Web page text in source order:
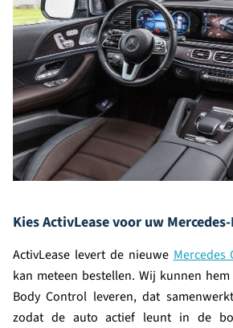
Kies ActivLease voor uw Mercedes-
ActivLease levert de nieuwe Mercedes
kan meteen bestellen. Wij kunnen
Body Control leveren, dat
zodat de auto actief leunt in de